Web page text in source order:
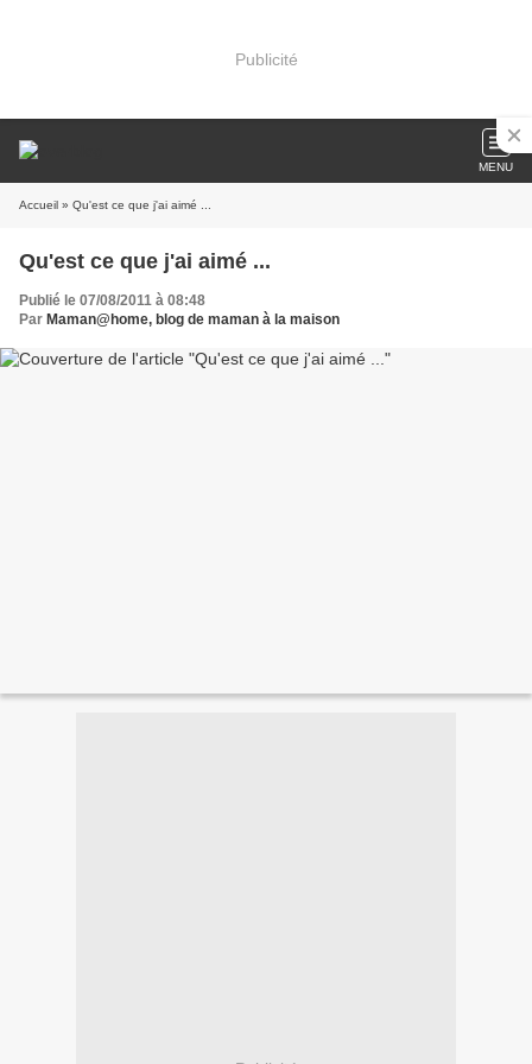
Publicité
MENU
Accueil » Qu'est ce que j'ai aimé ...
Qu'est ce que j'ai aimé ...
Publié le 07/08/2011 à 08:48
Par Maman@home, blog de maman à la maison